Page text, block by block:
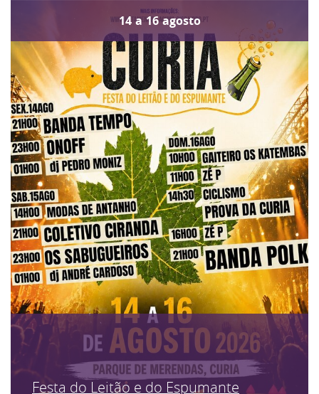
14 a 16 agosto
Festa do Leitão e do Espumante